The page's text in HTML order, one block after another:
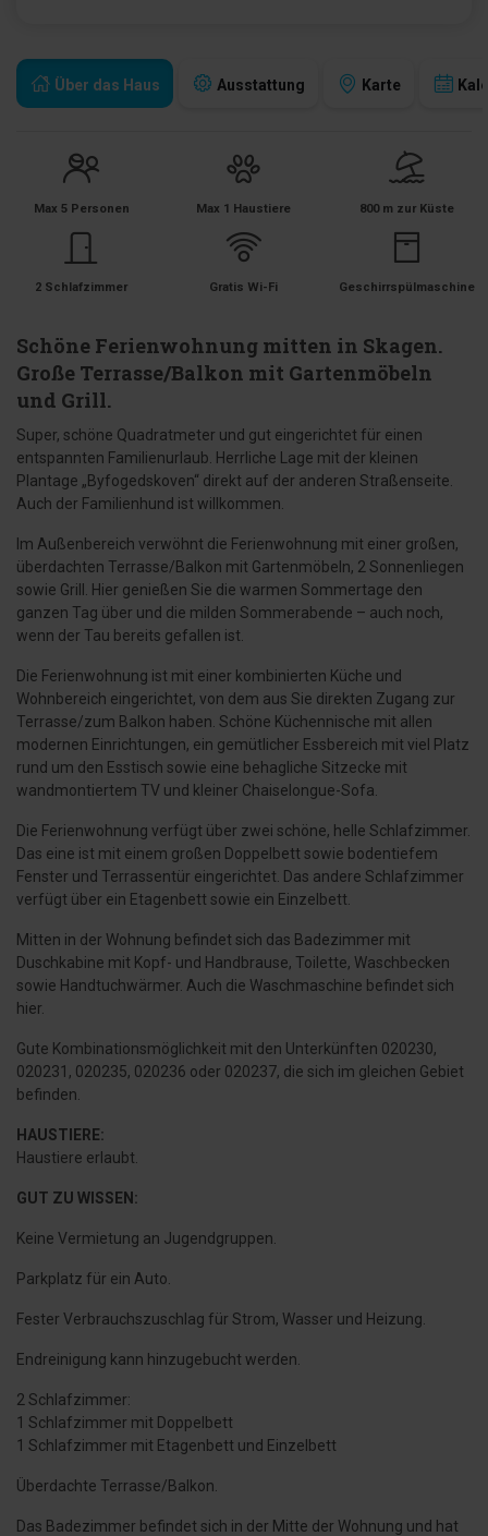
Über das Haus Ausstattung Karte
Max 5 Personen Max 1 Haustiere 800 m zur Küste
2 Schlafzimmer Gratis Wi-Fi Geschirrspülmaschine
Schöne Ferienwohnung mitten in Skagen.
Große Terrasse/Balkon mit Gartenmöbeln
und Grill.
Super, schöne Quadratmeter und gut eingerichtet für einen
entspannten Familienurlaub. Herrliche Lage mit der kleinen
Plantage „Byfogedskoven“ direkt auf der anderen Straßenseite.
Auch der Familienhund ist willkommen.
Im Außenbereich verwöhnt die Ferienwohnung mit einer großen,
überdachten Terrasse/Balkon mit Gartenmöbeln, 2 Sonnenliegen
sowie Grill. Hier genießen Sie die warmen Sommertage den
ganzen Tag über und die milden Sommerabende – auch noch,
wenn der Tau bereits gefallen ist.
Die Ferienwohnung ist mit einer kombinierten Küche und
Wohnbereich eingerichtet, von dem aus Sie direkten Zugang zur
Terrasse/zum Balkon haben. Schöne Küchennische mit allen
modernen Einrichtungen, ein gemütlicher Essbereich mit viel Platz
rund um den Esstisch sowie eine behagliche Sitzecke mit
wandmontiertem TV und kleiner Chaiselongue-Sofa.
Die Ferienwohnung verfügt über zwei schöne, helle Schlafzimmer.
Das eine ist mit einem großen Doppelbett sowie bodentiefem
Fenster und Terrassentür eingerichtet. Das andere Schlafzimmer
verfügt über ein Etagenbett sowie ein Einzelbett.
Mitten in der Wohnung befindet sich das Badezimmer mit
Duschkabine mit Kopf- und Handbrause, Toilette, Waschbecken
sowie Handtuchwärmer. Auch die Waschmaschine befindet sich
hier.
Gute Kombinationsmöglichkeit mit den Unterkünften 020230,
020231, 020235, 020236 oder 020237, die sich im gleichen Gebiet
befinden.
HAUSTIERE:
Haustiere erlaubt.
GUT ZU WISSEN:
Keine Vermietung an Jugendgruppen.
Parkplatz für ein Auto.
Fester Verbrauchszuschlag für Strom, Wasser und Heizung.
Endreinigung kann hinzugebucht werden.
2 Schlafzimmer:
1 Schlafzimmer mit Doppelbett
1 Schlafzimmer mit Etagenbett und Einzelbett
Überdachte Terrasse/Balkon.
Das Badezimmer befindet sich in der Mitte der Wohnung und hat